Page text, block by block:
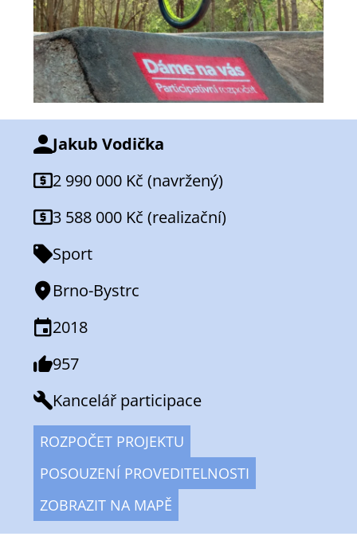
Jakub Vodička
2 990 000 Kč (navržený)
3 588 000 Kč (realizační)
Sport
Brno-Bystrc
2018
957
Kancelář participace
ROZPOČET PROJEKTU
POSOUZENÍ PROVEDITELNOSTI
ZOBRAZIT NA MAPĚ